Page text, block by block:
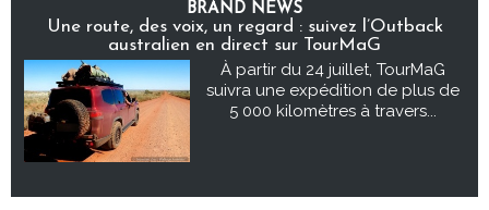
BRAND NEWS
Une route, des voix, un regard : suivez l’Outback
australien en direct sur TourMaG
À partir du 24 juillet, TourMaG
suivra une expédition de plus de
5 000 kilomètres à travers...